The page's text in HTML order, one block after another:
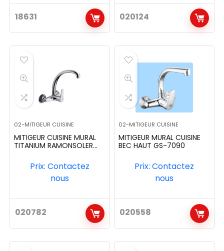
18631 020124
02-MITIGEUR CUISINE
MITIGEUR CUISINE MURAL
TITANIUM RAMONSOLER
020782
Prix: Contactez
nous
02-MITIGEUR CUISINE
MITIGEUR MURAL CUISINE
BEC HAUT GS-7090
020558
Prix: Contactez
nous